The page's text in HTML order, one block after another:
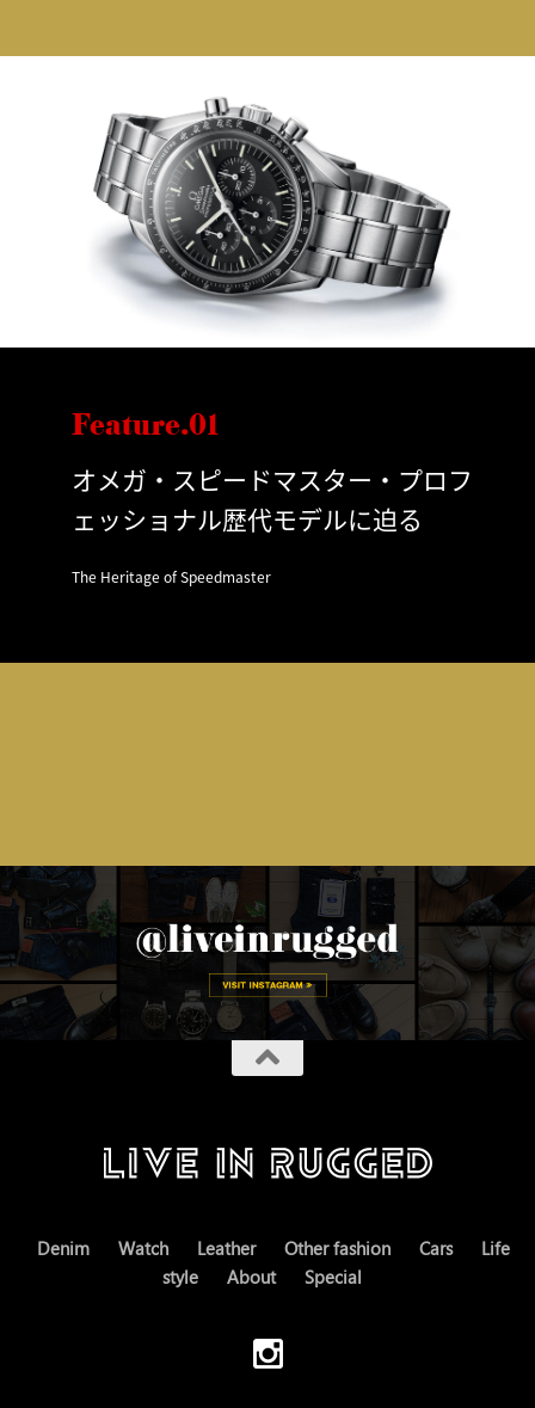
Feature.01
オメガ・スピードマスター・プロフ
ェッショナル歴代モデルに迫る
The Heritage of Speedmaster
Denim Watch Leather Other fashion Cars
Life
style
About Special